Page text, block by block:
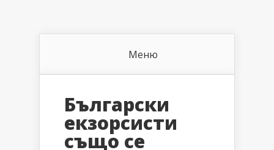
Меню
Български
екзорсисти
също се